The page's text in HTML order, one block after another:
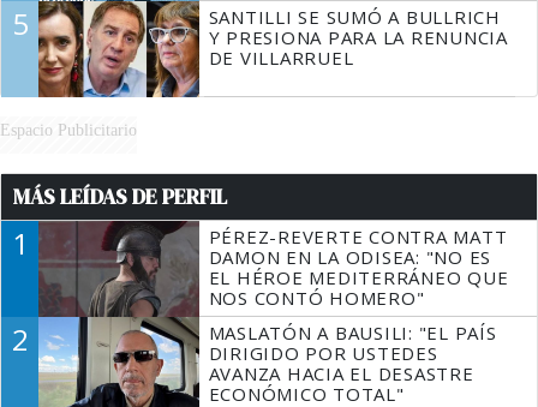
5
SANTILLI SE SUMÓ A BULLRICH
Y PRESIONA PARA LA RENUNCIA
DE VILLARRUEL
Espacio Publicitario
MÁS LEÍDAS DE PERFIL
1
PÉREZ-REVERTE CONTRA MATT
DAMON EN LA ODISEA: "NO ES
EL HÉROE MEDITERRÁNEO QUE
NOS CONTÓ HOMERO"
2
MASLATÓN A BAUSILI: "EL PAÍS
DIRIGIDO POR USTEDES
AVANZA HACIA EL DESASTRE
ECONÓMICO TOTAL"